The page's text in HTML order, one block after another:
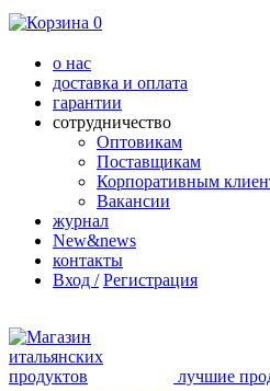
0
о нас
доставка и оплата
гарантии
сотрудничество
Оптовикам
Поставщикам
Корпоративным
Вакансии
журнал
New&news
контакты
Вход / Регистрация
лучшие